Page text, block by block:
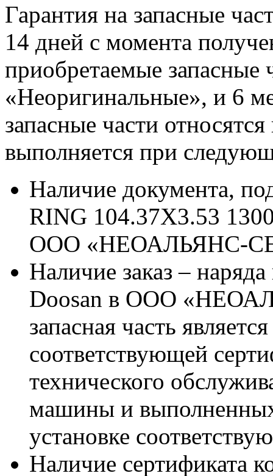
Гарантия на запасные
14 дней с момента
приобретаемые запасные
«Неоригинальные», и 6
запасные части
выполняется при
Наличие документа,
RING 104.37X3.53
ООО «НЕОАЛЬЯНС-
Наличие заказ –
Doosan в ООО
запасная часть
соответствующей
технического
машины и
установке
Наличие сертификата